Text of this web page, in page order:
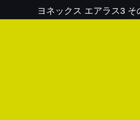
ヨネックス エアラス3 そ